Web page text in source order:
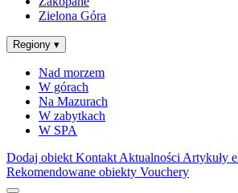
Zielona Góra
Regiony ▾
Nad morzem
W górach
Na Mazurach
W zabytkach
W SPA
Dodaj obiekt Kontakt Aktualności Artykuły
Rekomendowane obiekty Vouchery